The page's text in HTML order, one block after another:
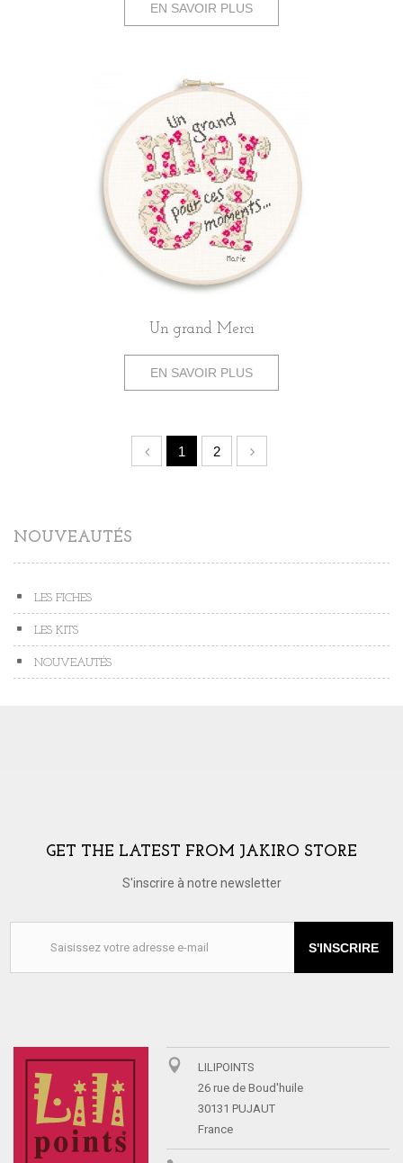
EN SAVOIR PLUS
Un grand Merci
EN SAVOIR PLUS
1 2
NOUVEAUTÉS
LES FICHES
LES KITS
NOUVEAUTÉS
GET THE LATEST FROM JAKIRO STORE
S'inscrire à notre newsletter
S'INSCRIRE
LILIPOINTS
26 rue de Boud'huile
30131 PUJAUT
France